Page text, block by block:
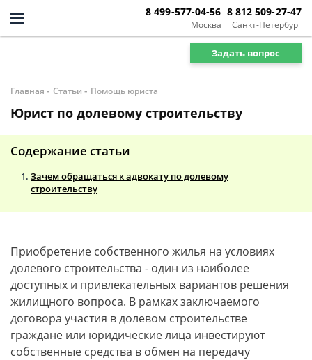
Москва
8 499-577-04-56
Санкт-Петербург
8 812 509-27-47
Задать вопрос
Главная - Статьи - Помощь юриста
Юрист по долевому строительству
Содержание статьи
Зачем обращаться к адвокату по долевому
строительству
Приобретение собственного жилья на условиях
долевого строительства - один из наиболее
доступных и привлекательных вариантов решения
жилищного вопроса. В рамках заключаемого
договора участия в долевом строительстве
граждане или юридические лица инвестируют
собственные средства в обмен на передачу